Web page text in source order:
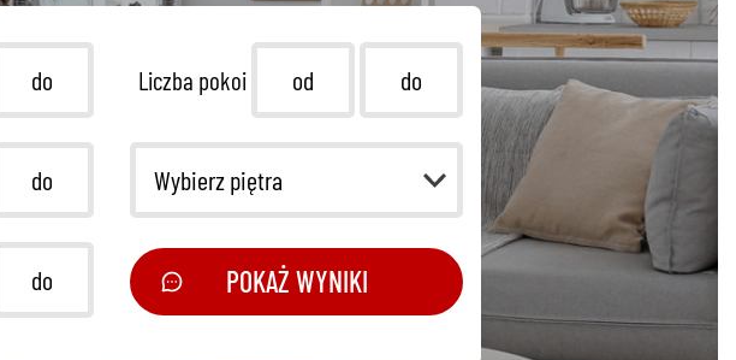
Liczba pokoi
Wybierz piętra
POKAŻ WYNIKI